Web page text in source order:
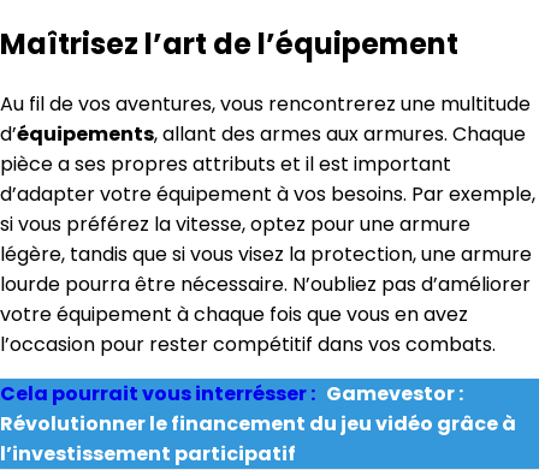
Maîtrisez l’art de l’équipement
Au fil de vos aventures, vous rencontrerez une multitude
d’équipements, allant des armes aux armures. Chaque
pièce a ses propres attributs et il est important
d’adapter votre équipement à vos besoins. Par exemple,
si vous préférez la vitesse, optez pour une armure
légère, tandis que si vous visez la protection, une armure
lourde pourra être nécessaire. N’oubliez pas d’améliorer
votre équipement à chaque fois que vous en avez
l’occasion pour rester compétitif dans vos combats.
Cela pourrait vous interrésser : Gamevestor :
Révolutionner le financement du jeu vidéo grâce à
l’investissement participatif